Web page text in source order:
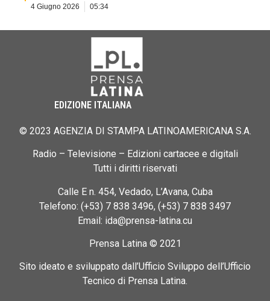
4 Giugno 2026 05:34
EDIZIONE ITALIANA
© 2023 AGENZIA DI STAMPA LATINOAMERICANA S.A.
Radio – Televisione – Edizioni cartacee e digitali
Tutti i diritti riservati
Calle E n. 454, Vedado, L’Avana, Cuba
Telefono: (+53) 7 838 3496, (+53) 7 838 3497
Email: ida@prensa-latina.cu
Prensa Latina © 2021
Sito ideato e sviluppato dall’Ufficio Sviluppo dell’Ufficio
Tecnico di Prensa Latina.